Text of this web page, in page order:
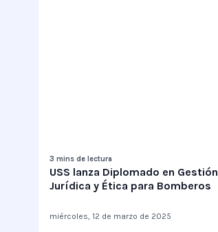
3 mins de lectura
USS lanza Diplomado en Gestión
Jurídica y Ética para Bomberos
miércoles, 12 de marzo de 2025